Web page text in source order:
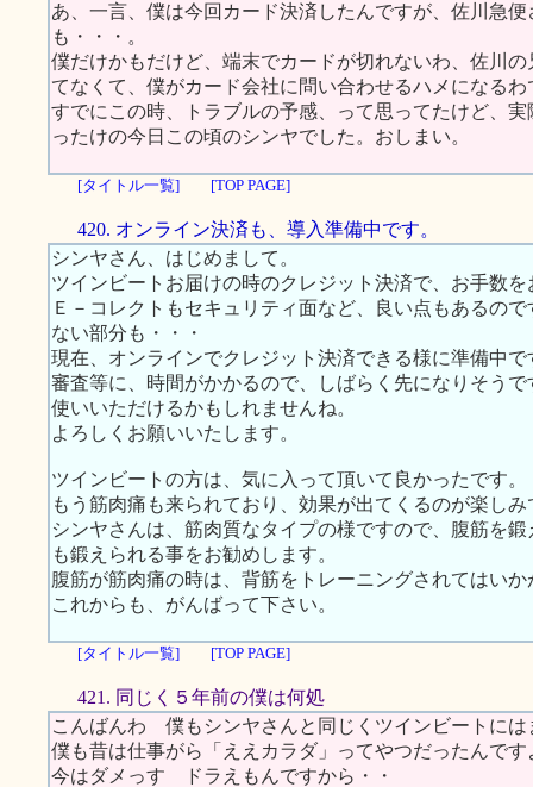
あ、一言、僕は今回カード決済したんですが、佐川急
も・・・。
僕だけかもだけど、端末でカードが切れないわ、佐川
てなくて、僕がカード会社に問い合わせるハメになる
すでにこの時、トラブルの予感、って思ってたけど、
ったけの今日この頃のシンヤでした。おしまい。
[タイトル一覧] [TOP PAGE]
420. オンライン決済も、導入準備中です。
シンヤさん、はじめまして。
ツインビートお届けの時のクレジット決済で、お手数
Ｅ－コレクトもセキュリティ面など、良い点もあるの
ない部分も・・・
現在、オンラインでクレジット決済できる様に準備中で
審査等に、時間がかかるので、しばらく先になりそう
使いいただけるかもしれませんね。
よろしくお願いいたします。
ツインビートの方は、気に入って頂いて良かったです。
もう筋肉痛も来られており、効果が出てくるのが楽しみ
シンヤさんは、筋肉質なタイプの様ですので、腹筋を
も鍛えられる事をお勧めします。
腹筋が筋肉痛の時は、背筋をトレーニングされてはい
これからも、がんばって下さい。
[タイトル一覧] [TOP PAGE]
421. 同じく５年前の僕は何処
こんばんわ 僕もシンヤさんと同じくツインビートには
僕も昔は仕事がら「ええカラダ」ってやつだったんで
今はダメっす ドラえもんですから・・